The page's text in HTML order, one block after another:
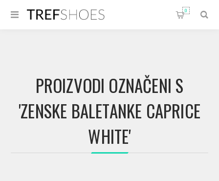
0
PROIZVODI OZNAČENI S
'ZENSKE BALETANKE CAPRICE
WHITE'